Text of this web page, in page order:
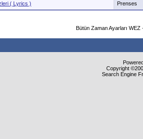
( Lyrics ) Prenses
Bütün Zaman Ayarları
Copyright
Search Engine